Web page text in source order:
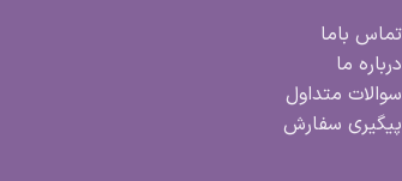
تماس باما
درباره ما
سوالات متداول
پیگیری سفارش